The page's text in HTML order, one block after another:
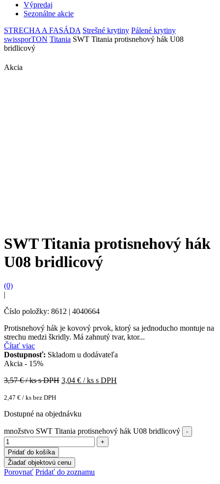
Výpredaj
Sezonálne akcie
STRECHA A FASÁDA Strešné krytiny Pálené krytiny
swissporTON Titania SWT Titania protisnehový hák U08
bridlicový
Akcia
SWT Titania protisnehový hák
U08 bridlicový
(0)
|
Číslo položky: 8612 | 4040664
Protisnehový hák je kovový prvok, ktorý sa jednoducho montuje na
strechu medzi škridly. Má zahnutý tvar, ktor...
Čítať viac
Dostupnosť: Skladom u dodávateľa
Akcia - 15%
3,57€ / ks s DPH 3,04 € / ks s DPH
2,47 € / ks bez DPH
Dostupné na objednávku
množstvo SWT Titania protisnehový hák U08 bridlicový
Pridať do košíka
Žiadať objektovú cenu
Porovnať Pridať do zoznamu